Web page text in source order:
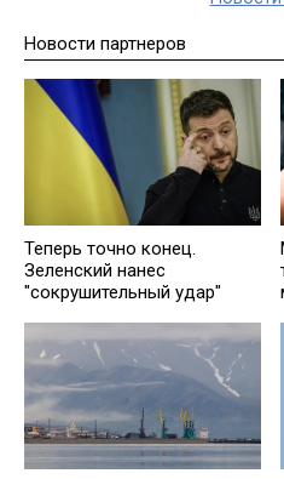
Новости партнеров
Теперь точно конец.
Зеленский нанес
"сокрушительный удар"